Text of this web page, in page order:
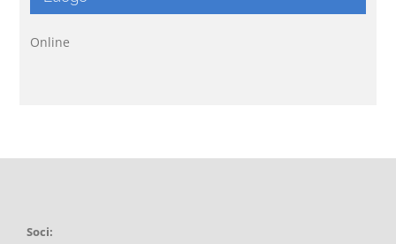
Online
Soci: